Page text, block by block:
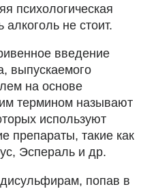
психологическая
алкоголь не стоит.
введение
выпускаемого
на основе
термином называют
используют
препараты, такие как
Эспераль и др.
попав в